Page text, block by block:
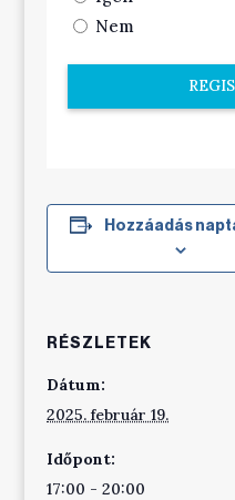
Nem
Hozzáadás
RÉSZLETEK
Dátum:
2025. február 19.
Időpont:
17:00 - 20:00